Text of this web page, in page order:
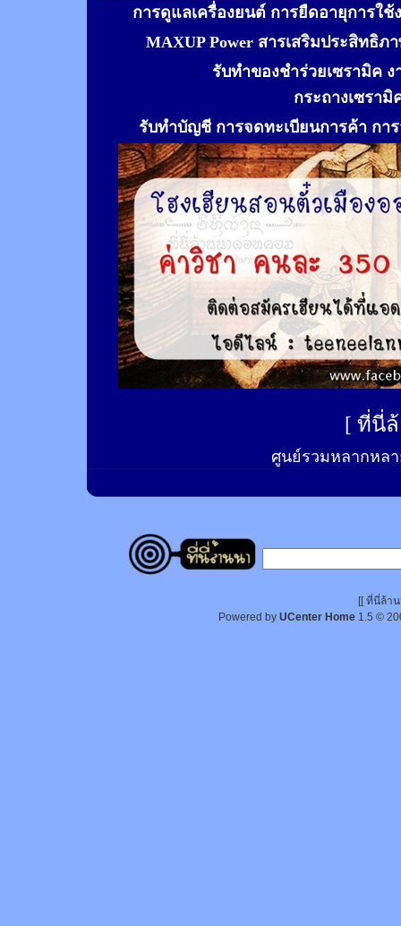
การดูแลเครื่องยนต์ การยืดอายุการใ
MAXUP Power สารเสริมประสิทธิ
รับทำของชำร่วยเซรามิค
กระถางเซรา
รับทำบัญชี การจดทะเบียนการค้า กา
[ ที่นี่
ศูนย์รวมหลากหลา
[[ ที่นี่ล้า
Powered by UCenter Home 1.5 ©